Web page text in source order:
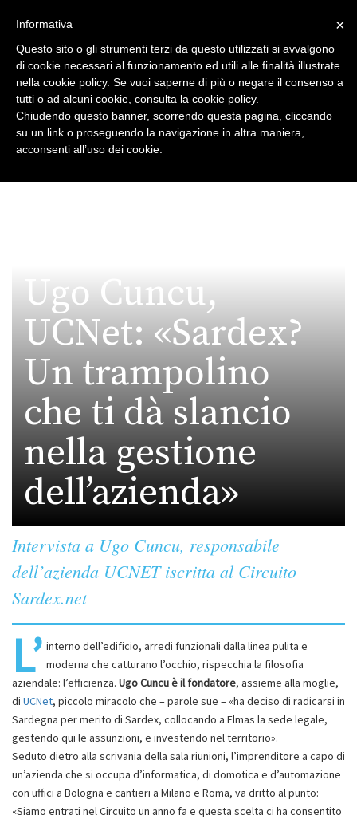
Toggle
Toggle
navigation
Ugo Cuncu,
UCNet: «Sardex?
Un trampolino
che ti dà slancio
nella gestione
dell’azienda»
Intervista a Ugo Cuncu, responsabile
dell’azienda UCNET iscritta al Circuito
Sardex.net
L’ interno dell’edificio, arredi funzionali dalla linea pulita e
moderna che catturano l’occhio, rispecchia la filosofia
aziendale: l’efficienza. Ugo Cuncu è il fondatore, assieme alla moglie,
di UCNet, piccolo miracolo che – parole sue – «ha deciso di radicarsi in
Sardegna per merito di Sardex, collocando a Elmas la sede legale,
gestendo qui le assunzioni, e investendo nel territorio».
Seduto dietro alla scrivania della sala riunioni, l’imprenditore a capo di
un’azienda che si occupa d’informatica, di domotica e d’automazione
con uffici a Bologna e cantieri a Milano e Roma, va dritto al punto:
«Siamo entrati nel Circuito un anno fa e questa scelta ci ha consentito
×
Informativa
Questo sito o gli strumenti terzi da questo utilizzati si avvalgono
di cookie necessari al funzionamento ed utili alle finalità illustrate
nella cookie policy. Se vuoi saperne di più o negare il consenso a
tutti o ad alcuni cookie, consulta la cookie policy.
Chiudendo questo banner, scorrendo questa pagina, cliccando
su un link o proseguendo la navigazione in altra maniera,
acconsenti all’uso dei cookie.